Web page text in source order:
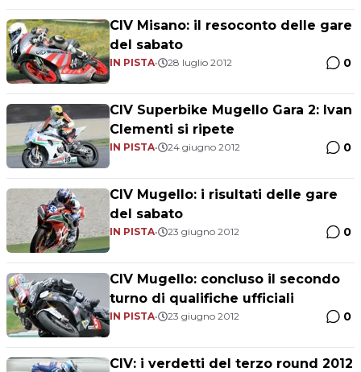
CIV Misano: il resoconto delle gare
del sabato
IN PISTA• 28 luglio 2012 0
CIV Superbike Mugello Gara 2: Ivan
Clementi si ripete
IN PISTA• 24 giugno 2012 0
CIV Mugello: i risultati delle gare
del sabato
IN PISTA• 23 giugno 2012 0
CIV Mugello: concluso il secondo
turno di qualifiche ufficiali
IN PISTA• 23 giugno 2012 0
CIV: i verdetti del terzo round 2012